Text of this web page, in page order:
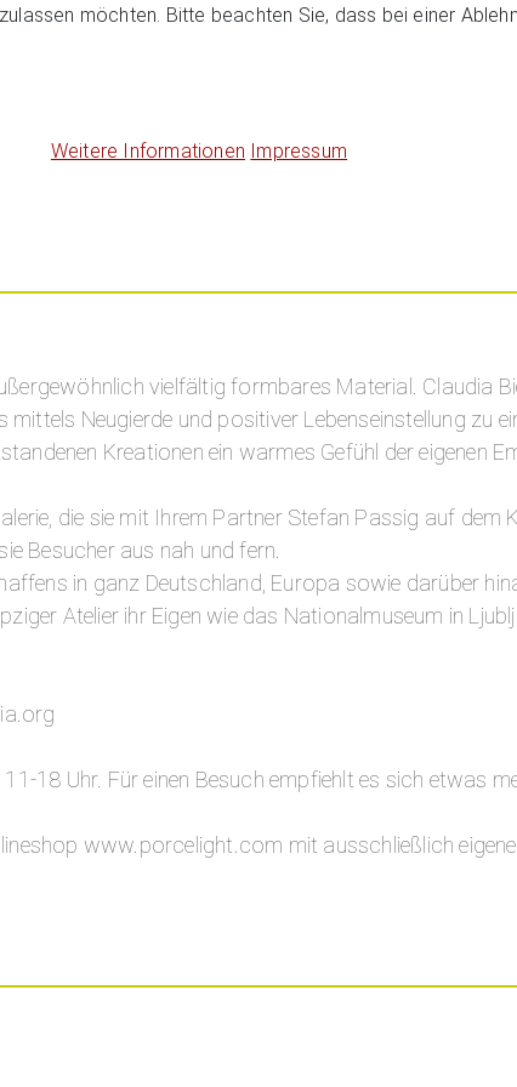
vielfältig formbares Material. Claudia
Neugierde und positiver Lebenseinstellung zu
Kreationen ein warmes Gefühl der eigenen
die sie mit Ihrem Partner Stefan Passig auf dem
Besucher aus nah und fern.
in ganz Deutschland, Europa sowie darüber
Atelier ihr Eigen wie das Nationalmuseum in
18 Uhr. Für einen Besuch empfiehlt es sich etwas
www.porcelight.com mit ausschließlich
möchten. Bitte beachten Sie, dass bei einer
Weitere Informationen Impressum